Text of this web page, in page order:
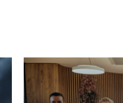
společnosti NTT DATA
odborníky.